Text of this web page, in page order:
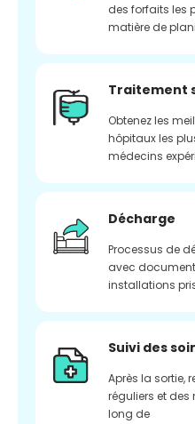
des forfaits les
matière de
Traitement
Obtenez les
hôpitaux les
médecins
Décharge
Processus de
avec
installations
Suivi des
Après la sortie,
réguliers et
long de